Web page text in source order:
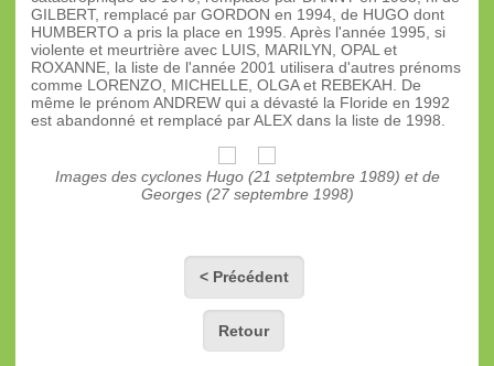
GILBERT, remplacé par GORDON en 1994, de HUGO dont
HUMBERTO a pris la place en 1995. Après l'année 1995, si
violente et meurtrière avec LUIS, MARILYN, OPAL et
ROXANNE, la liste de l'année 2001 utilisera d'autres prénoms
comme LORENZO, MICHELLE, OLGA et REBEKAH. De
même le prénom ANDREW qui a dévasté la Floride en 1992
est abandonné et remplacé par ALEX dans la liste de 1998.
Images des cyclones Hugo (21 setptembre 1989) et de
Georges (27 septembre 1998)
< Précédent
Retour